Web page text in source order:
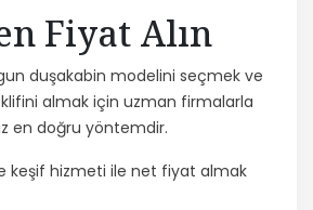
Fiyat Alın
duşakabin modelini seçmek ve
almak için uzman firmalarla
en doğru yöntemdir.
keşif hizmeti ile net fiyat almak